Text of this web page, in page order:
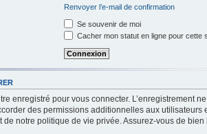
Renvoyer l’e-mail de confirmation
Se souvenir de moi
Cacher mon statut en ligne pour cette
enregistré pour vous connecter. L’enregistrement
des permissions additionnelles aux utilisateurs
de notre politique de vie privée. Assurez-vous de